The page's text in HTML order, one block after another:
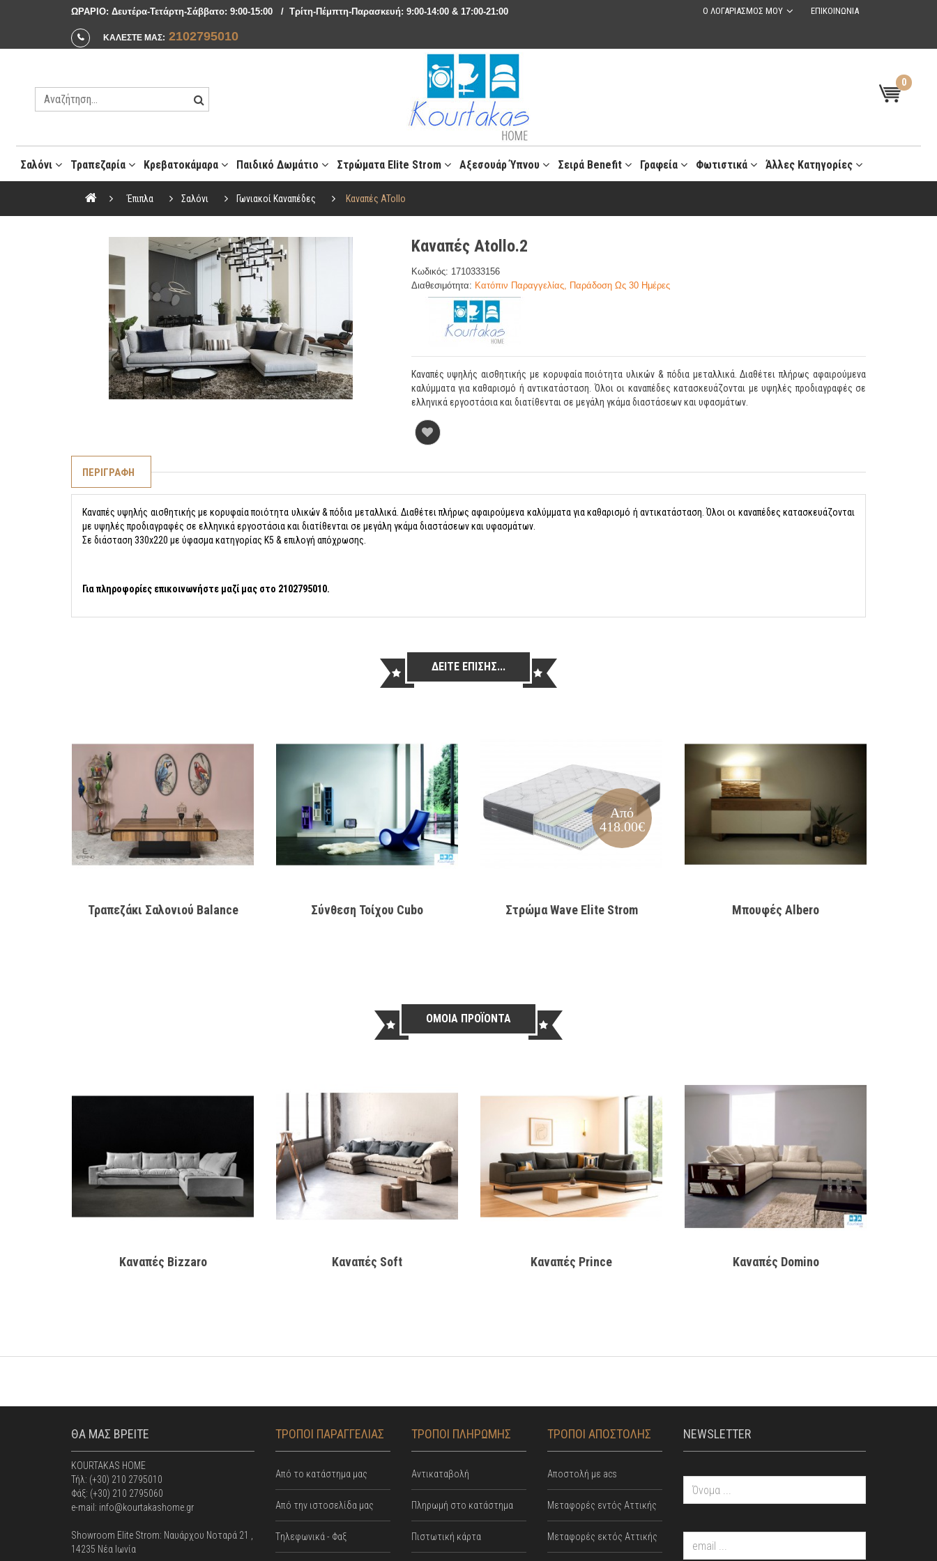
ΩΡΑΡΙΟ: Δευτέρα-Τετάρτη-Σάββατο: 9:00-15:00 / Tρίτη-Πέμπτη-Παρασκευή: 9:00-14:00 & 17:00-21:00
ΚΑΛΕΣΤΕ ΜΑΣ: 2102795010
Ο ΛΟΓΑΡΙΑΣΜΟΣ ΜΟΥ ΕΠΙΚΟΙΝΩΝΙΑ
0
Σαλόνι Τραπεζαρία Κρεβατοκάμαρα Παιδικό Δωμάτιο Στρώματα Elite Strom Αξεσουάρ Ύπνου Σειρά Benefit Γραφεία Φωτιστικά Άλλες Κατηγορίες
Έπιπλα Σαλόνι Γωνιακοί Καναπέδες Καναπές ATollo
Καναπές Atollo.2
Κωδικός: 1710333156
Διαθεσιμότητα: Κατόπιν Παραγγελίας, Παράδοση Ως 30 Ημέρες
Καναπές υψηλής αισθητικής με κορυφαία ποιότητα υλικών & πόδια μεταλλικά. Διαθέτει πλήρως αφαιρούμενα
καλύμματα για καθαρισμό ή αντικατάσταση. Όλοι οι καναπέδες κατασκευάζονται με υψηλές προδιαγραφές σε
ελληνικά εργοστάσια και διατίθενται σε μεγάλη γκάμα διαστάσεων και υφασμάτων.
ΠΕΡΙΓΡΑΦΗ
Καναπές υψηλής αισθητικής με κορυφαία ποιότητα υλικών & πόδια μεταλλικά. Διαθέτει πλήρως αφαιρούμενα καλύμματα για καθαρισμό ή αντικατάσταση. Όλοι οι καναπέδες κατασκευάζονται
με υψηλές προδιαγραφές σε ελληνικά εργοστάσια και διατίθενται σε μεγάλη γκάμα διαστάσεων και υφασμάτων.
Σε διάσταση 330x220 με ύφασμα κατηγορίας Κ5 & επιλογή απόχρωσης.
Για πληροφορίες επικοινωνήστε μαζί μας στο 2102795010.
ΔΕΙΤΕ ΕΠΙΣΗΣ...
Τραπεζάκι Σαλονιού Balance Σύνθεση Τοίχου Cubo
Από
418.00€
Στρώμα Wave Elite Strom Μπουφές Albero
ΟΜΟΙΑ ΠΡΟΪΟΝΤΑ
Καναπές Βizzaro Καναπές Soft Kαναπές Prince Καναπές Domino
ΘΑ ΜΑΣ ΒΡΕΙΤΕ
KOURTAKAS HOME
Τήλ: (+30) 210 2795010
Φάξ: (+30) 210 2795060
e-mail: info@kourtakashome.gr
Showroom Elite Strom: Nαυάρχου Νοταρά 21 ,
14235 Νέα Ιωνία
ΤΡΟΠΟΙ ΠΑΡΑΓΓΕΛΙΑΣ
Από το κατάστημα μας
Από την ιστοσελίδα μας
Tηλεφωνικά - Φαξ
ΤΡΟΠΟΙ ΠΛΗΡΩΜΗΣ
Αντικαταβολή
Πληρωμή στο κατάστημα
Πιστωτική κάρτα
ΤΡΟΠΟΙ ΑΠΟΣΤΟΛΗΣ
Αποστολή με acs
Mεταφορές εντός Αττικής
Μεταφορές εκτός Αττικής
NEWSLETTER